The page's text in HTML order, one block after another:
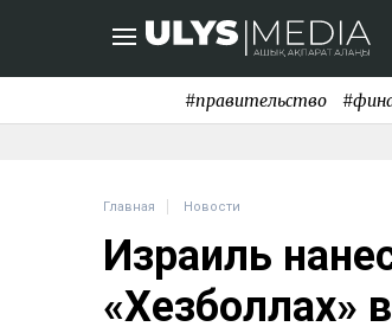
#правительство
Главная Новости
Израиль
«Хезболлах»